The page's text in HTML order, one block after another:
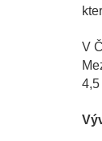
V
4,5